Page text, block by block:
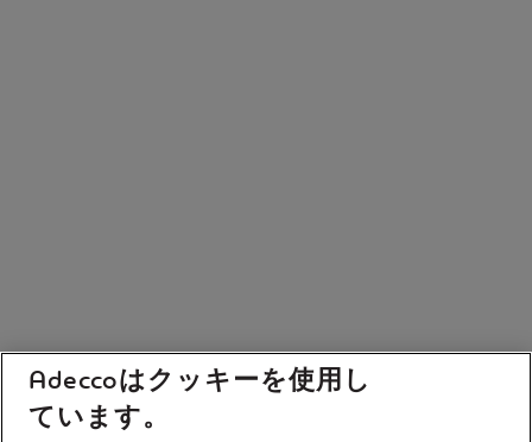
Adeccoはクッキーを使用し
ています。